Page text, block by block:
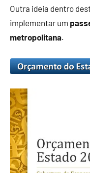
Outra ideia dentro
implementar um
metropolitana.